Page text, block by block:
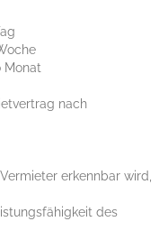
Monat
nach
erkennbar wird,
des